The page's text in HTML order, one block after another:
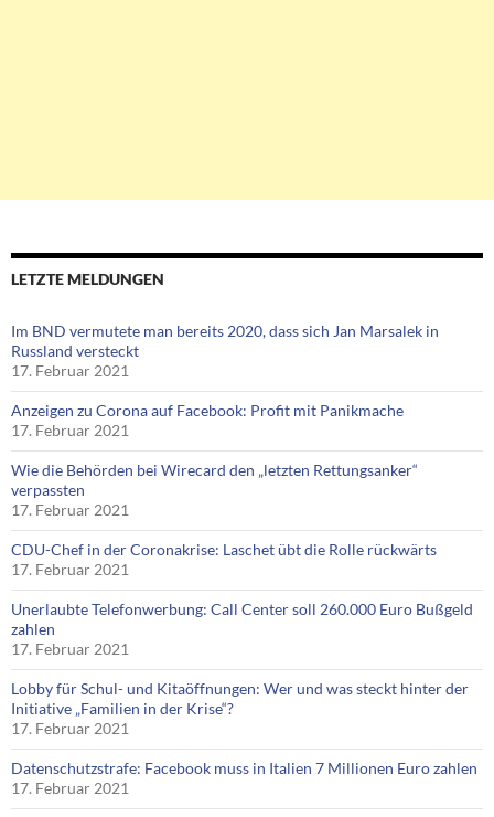
LETZTE MELDUNGEN
Im BND vermutete man bereits 2020, dass sich Jan Marsalek in
Russland versteckt
17. Februar 2021
Anzeigen zu Corona auf Facebook: Profit mit Panikmache
17. Februar 2021
Wie die Behörden bei Wirecard den „letzten Rettungsanker“
verpassten
17. Februar 2021
CDU-Chef in der Coronakrise: Laschet übt die Rolle rückwärts
17. Februar 2021
Unerlaubte Telefonwerbung: Call Center soll 260.000 Euro Bußgeld
zahlen
17. Februar 2021
Lobby für Schul- und Kitaöffnungen: Wer und was steckt hinter der
Initiative „Familien in der Krise“?
17. Februar 2021
Datenschutzstrafe: Facebook muss in Italien 7 Millionen Euro zahlen
17. Februar 2021